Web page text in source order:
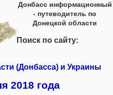
Донбасс информационный
- путеводитель по
Донецкой области
Поиск по сайту:
(Донбасса) и Украины
2018 года